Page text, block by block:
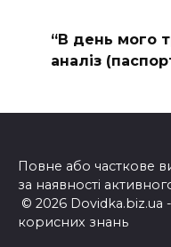
“В день мого
аналіз
Повне або часткове
за наявності
© 2026 Dovidka.biz.ua
корисних знань